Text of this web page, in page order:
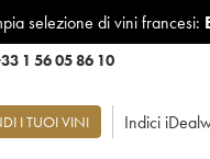
selezione di vini francesi:
1 56 05 86 10
I TUOI VINI Indici